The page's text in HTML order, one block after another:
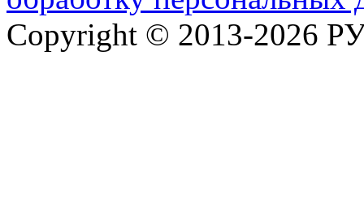
Copyright © 2013-2026